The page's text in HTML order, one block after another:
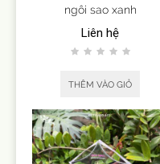
ngôi sao xanh
Liên hệ
THÊM VÀO GIỎ